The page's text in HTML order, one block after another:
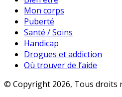
Mon corps
Puberté
Santé / Soins
Handicap
Drogues et addiction
Où trouver de l’aide
© Copyright 2026, Tous droits